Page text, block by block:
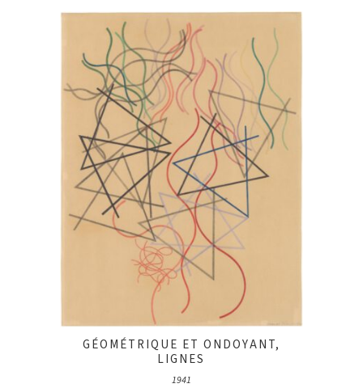
GÉOMÉTRIQUE ET ONDOYANT,
LIGNES
1941